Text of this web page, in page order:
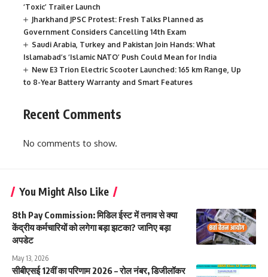
‘Toxic’ Trailer Launch
Jharkhand JPSC Protest: Fresh Talks Planned as
Government Considers Cancelling 14th Exam
Saudi Arabia, Turkey and Pakistan Join Hands: What
Islamabad’s ‘Islamic NATO’ Push Could Mean for India
New E3 Trion Electric Scooter Launched: 165 km Range, Up
to 8-Year Battery Warranty and Smart Features
Recent Comments
No comments to show.
You Might Also Like
8th Pay Commission: मिडिल ईस्ट में तनाव से क्या
केंद्रीय कर्मचारियों को लगेगा बड़ा झटका? जानिए बड़ा
अपडेट
May 13, 2026
सीबीएसई 12वीं का परिणाम 2026 – रोल नंबर, डिजीलॉकर